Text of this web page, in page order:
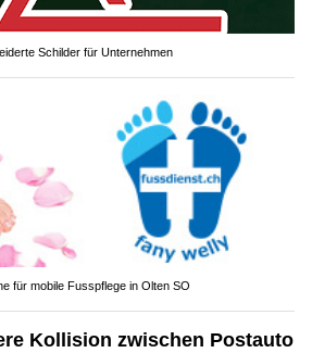
Schilder für Unternehmen
für mobile Fusspflege in Olten SO
Kollision zwischen Postauto